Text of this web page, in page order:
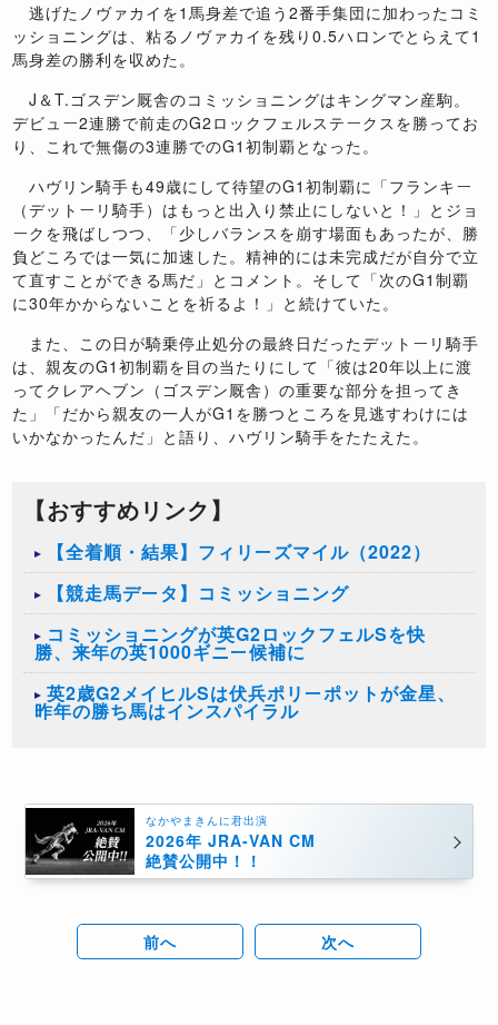
逃げたノヴァカイを1馬身差で追う2番手集団に加わったコミ
ッショニングは、粘るノヴァカイを残り0.5ハロンでとらえて1
馬身差の勝利を収めた。
J＆T.ゴスデン厩舎のコミッショニングはキングマン産駒。
デビュー2連勝で前走のG2ロックフェルステークスを勝ってお
り、これで無傷の3連勝でのG1初制覇となった。
ハヴリン騎手も49歳にして待望のG1初制覇に「フランキー
（デットーリ騎手）はもっと出入り禁止にしないと！」とジョ
ークを飛ばしつつ、「少しバランスを崩す場面もあったが、勝
負どころでは一気に加速した。精神的には未完成だが自分で立
て直すことができる馬だ」とコメント。そして「次のG1制覇
に30年かからないことを祈るよ！」と続けていた。
また、この日が騎乗停止処分の最終日だったデットーリ騎手
は、親友のG1初制覇を目の当たりにして「彼は20年以上に渡
ってクレアヘブン（ゴスデン厩舎）の重要な部分を担ってき
た」「だから親友の一人がG1を勝つところを見逃すわけには
いかなかったんだ」と語り、ハヴリン騎手をたたえた。
【おすすめリンク】
【全着順・結果】フィリーズマイル（2022）
【競走馬データ】コミッショニング
コミッショニングが英G2ロックフェルSを快
勝、来年の英1000ギニー候補に
英2歳G2メイヒルSは伏兵ポリーポットが金星、
昨年の勝ち馬はインスパイラル
なかやまきんに君出演
2026年 JRA-VAN CM
絶賛公開中！！
前へ 次へ